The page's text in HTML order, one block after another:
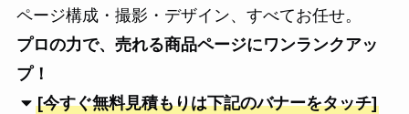
ページ構成・撮影・デザイン、すべてお任せ。
プロの力で、売れる商品ページにワンランクアッ
プ！
[今すぐ無料見積もりは下記のバナーをタッチ]